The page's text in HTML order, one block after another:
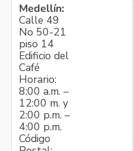
Medellín:
Calle 49
No 50-21
piso 14
Edificio del
Café
Horario:
8:00 a.m. –
12:00 m. y
2:00 p.m. –
4:00 p.m.
Código